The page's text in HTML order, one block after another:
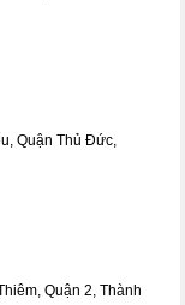
Quận Thủ Đức,
Quận 2, Thành